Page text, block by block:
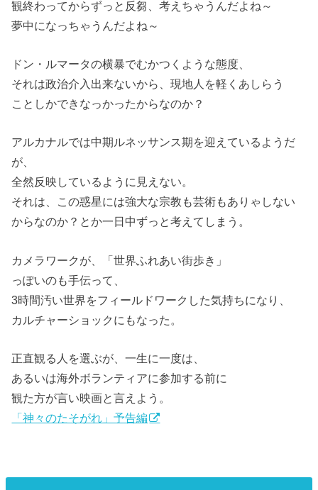
観終わってからずっと反芻、考えちゃうんだよね～
夢中になっちゃうんだよね～
ドン・ルマータの横暴でむかつくような態度、
それは政治介入出来ないから、現地人を軽くあしらう
ことしかできなっかったからなのか？
アルカナルでは中期ルネッサンス期を迎えているようだ
が、
全然反映しているように見えない。
それは、この惑星には強大な宗教も芸術もありゃしない
からなのか？とか一日中ずっと考えてしまう。
カメラワークが、「世界ふれあい街歩き」
っぽいのも手伝って、
3時間汚い世界をフィールドワークした気持ちになり、
カルチャーショックにもなった。
正直観る人を選ぶが、一生に一度は、
あるいは海外ボランティアに参加する前に
観た方が言い映画と言えよう。
「神々のたそがれ」予告編